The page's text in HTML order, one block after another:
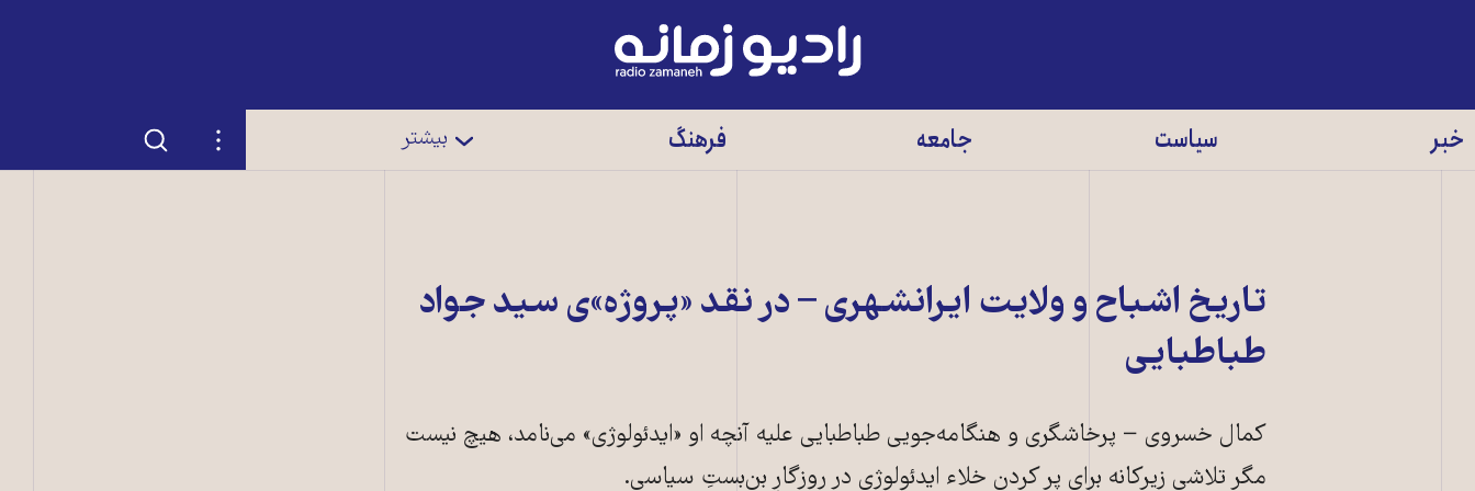
رادیو
زمانه
خبر سیاست جامعه فرهنگ بیشتر تنظیمات جستجو
تاریخ اشباح و ولایت ایرانشهری – در نقد «پروژه»ی سید جواد
طباطبایی
کمال خسروی − پرخاشگری و هنگامه‌جویی طباطبایی علیه آنچه او «ایدئولوژی» می‌نامد، هیچ نیست
مگر تلاشی زیرکانه برای پر کردن خلاء ایدئولوژی در روزگارِ بن‌بستِ سیاسی.